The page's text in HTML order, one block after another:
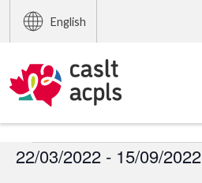
English
Événements
22/03/2022 - 15/09/2022